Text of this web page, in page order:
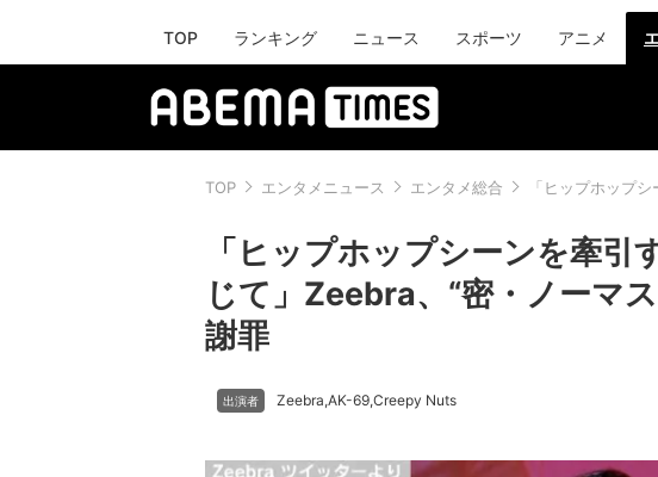
TOP ランキング ニュース スポーツ アニメ
TOP エンタメニュース エンタメ総合 「ヒップホップ
「ヒップホップシーンを牽引
じて」Zeebra、“密・ノーマ
謝罪
Zeebra,AK-69,Creepy Nuts